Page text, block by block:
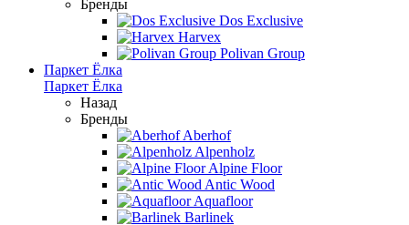
Бренды
Dos Exclusive
Harvex
Polivan Group
Паркет Ёлка
Паркет Ёлка
Назад
Бренды
Aberhof
Alpenholz
Alpine Floor
Antic Wood
Aquafloor
Barlinek